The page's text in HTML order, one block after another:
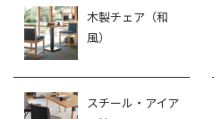
木製チェア（和
風）
スチール・アイア